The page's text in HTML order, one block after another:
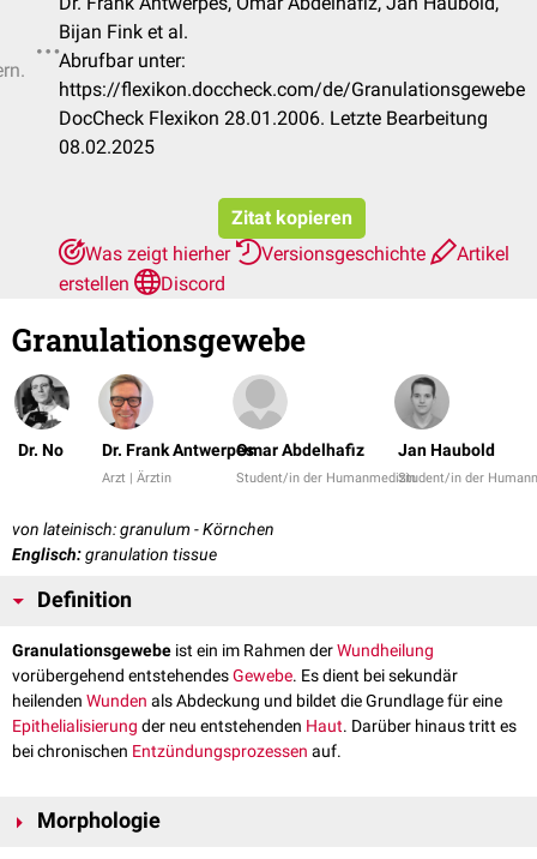
Bijan Fink et al.
Abrufbar unter:
https://flexikon.doccheck.com/de/Granulationsgewebe
DocCheck Flexikon 28.01.2006. Letzte Bearbeitung
08.02.2025
Zitat kopieren
Was zeigt hierher
Versionsgeschichte
Artikel
erstellen
Discord
Granulationsgewebe
Dr. No Dr. Frank Antwerpes
Arzt | Ärztin
Omar Abdelhafiz
Student/in der Humanmedizin
Jan Haubold
Student/in der
von lateinisch: granulum - Körnchen
Englisch:granulation tissue
Definition
Granulationsgewebe ist ein im Rahmen derWundheilung
vorübergehend entstehendesGewebe. Es dient bei sekundär
heilenden Wunden als Abdeckung und bildet die Grundlage für eine
Epithelialisierung der neu entstehenden Haut. Darüber hinaus tritt es
bei chronischen Entzündungsprozessen auf.
Morphologie